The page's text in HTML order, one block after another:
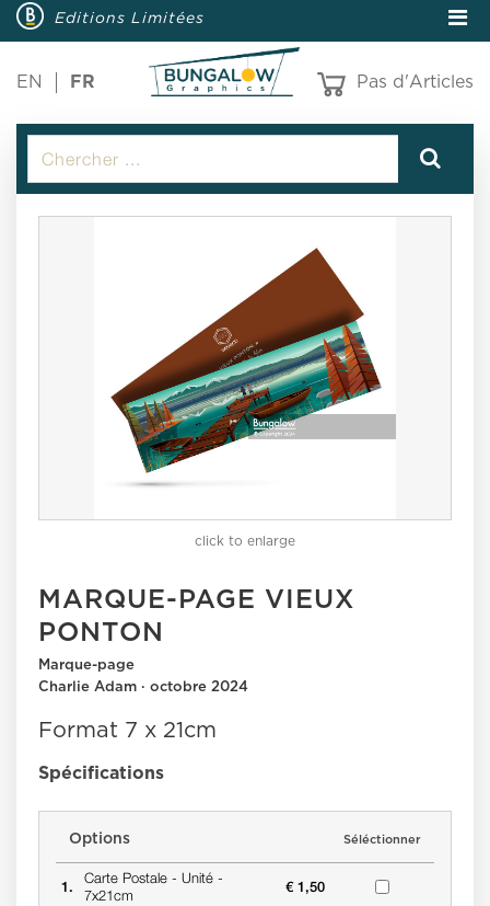
Editions Limitées
EN FR Pas d'Articles
click to enlarge
MARQUE-PAGE VIEUX
PONTON
Marque-page
Charlie Adam · octobre 2024
Format 7 x 21cm
Spécifications
Options Séléctionner
1. Carte Postale - Unité -
7x21cm
€ 1,50